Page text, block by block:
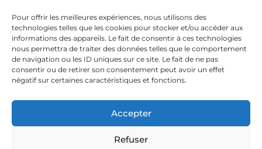
Pour offrir les meilleures expériences, nous utilisons des
technologies telles que les cookies pour stocker et/ou accéder aux
informations des appareils. Le fait de consentir à ces technologies
nous permettra de traiter des données telles que le comportement
de navigation ou les ID uniques sur ce site. Le fait de ne pas
consentir ou de retirer son consentement peut avoir un effet
négatif sur certaines caractéristiques et fonctions.
Accepter
Refuser
Mentions légales Livraison & retour
Contact & service client
Politique de cookies (UE)
Déclaration de confidentialité (UE)
Imprint